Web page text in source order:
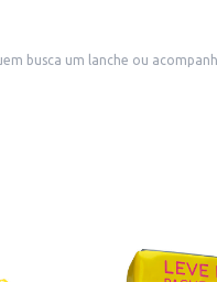
busca um lanche ou
sabor e praticidade, ideal